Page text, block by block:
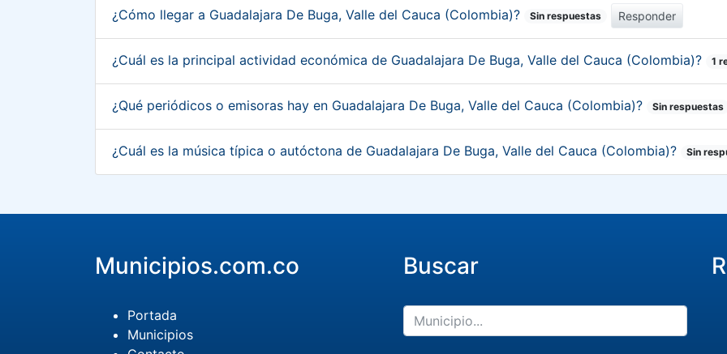
¿Cómo llegar a Guadalajara De Buga, Valle del Cauca (Colombia)? Sin respuestas Responder
¿Cuál es la principal actividad económica de Guadalajara De Buga, Valle del Cauca (Colombia)? 1
¿Qué periódicos o emisoras hay en Guadalajara De Buga, Valle del Cauca (Colombia)? Sin respuestas
¿Cuál es la música típica o autóctona de Guadalajara De Buga, Valle del Cauca (Colombia)? Sin
Municipios.com.co
Portada
Municipios
Buscar